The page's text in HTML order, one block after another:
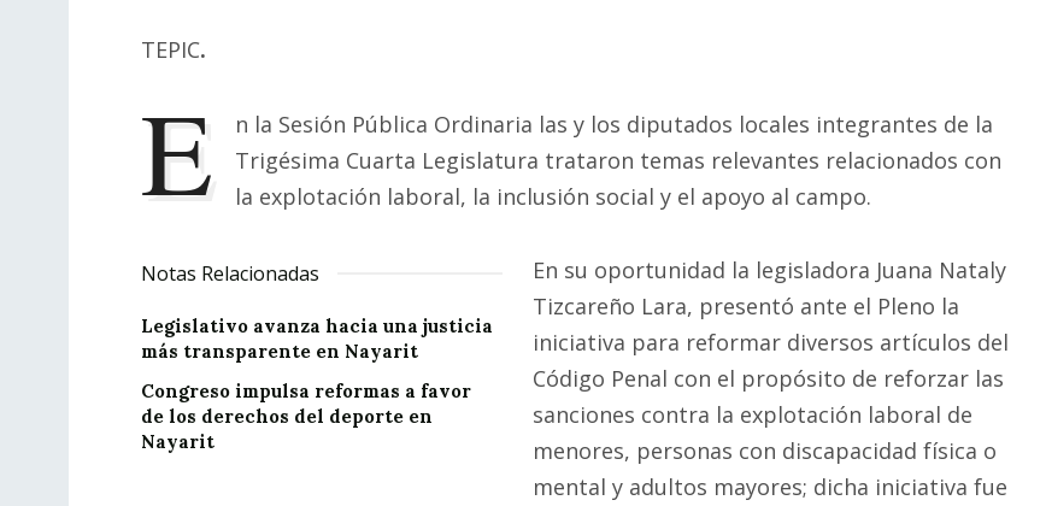
TEPIC.
E
n la Sesión Pública Ordinaria las y los diputados locales integrantes de la
Trigésima Cuarta Legislatura trataron temas relevantes relacionados con
la explotación laboral, la inclusión social y el apoyo al campo.
Notas Relacionadas
Legislativo avanza hacia una justicia
más transparente en Nayarit
Congreso impulsa reformas a favor
de los derechos del deporte en
Nayarit
En su oportunidad la legisladora Juana Nataly
Tizcareño Lara, presentó ante el Pleno la
iniciativa para reformar diversos artículos del
Código Penal con el propósito de reforzar las
sanciones contra la explotación laboral de
menores, personas con discapacidad física o
mental y adultos mayores; dicha iniciativa fue